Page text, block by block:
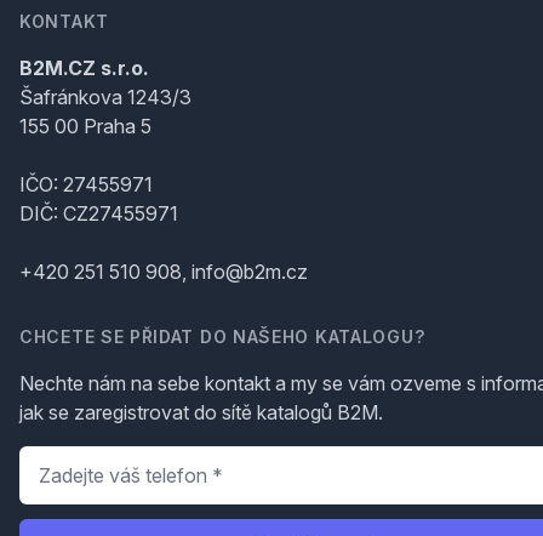
KONTAKT
B2M.CZ s.r.o.
Šafránkova 1243/3
155 00 Praha 5
IČO: 27455971
DIČ: CZ27455971
+420 251 510 908, info@b2m.cz
CHCETE SE PŘIDAT DO NAŠEHO KATALOGU?
Nechte nám na sebe kontakt a my se vám ozveme s
jak se zaregistrovat do sítě katalogů B2M.
Telefon